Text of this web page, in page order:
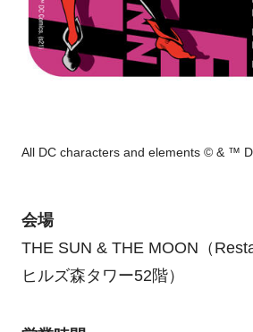
All DC characters and elements © & ™
会場
THE SUN & THE MOON（
ヒルズ森タワー52階）